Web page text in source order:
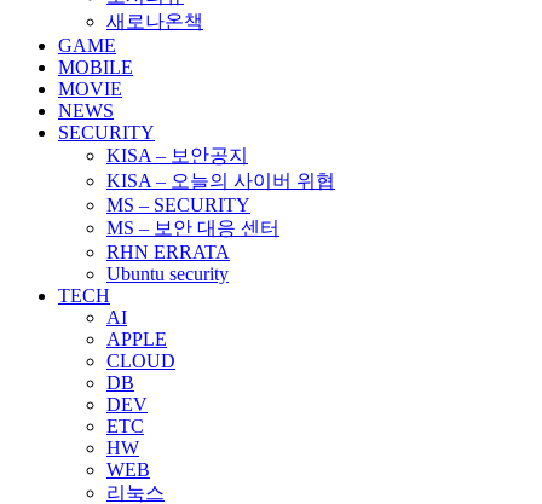
새로나온책
GAME
MOBILE
MOVIE
NEWS
SECURITY
KISA – 보안공지
KISA – 오늘의 사이버 위협
MS – SECURITY
MS – 보안 대응 센터
RHN ERRATA
Ubuntu security
TECH
AI
APPLE
CLOUD
DB
DEV
ETC
HW
WEB
리눅스